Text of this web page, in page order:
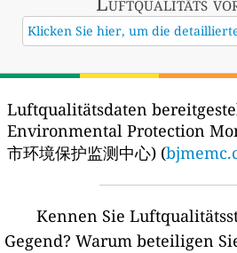
Klicken Sie hier, um die
Luftqualitätsdaten
Environmental Protection
市环境保护监测中心) (
Kennen Sie
Gegend? Warum beteiligen